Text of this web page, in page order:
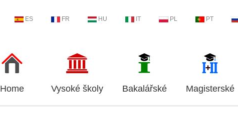
ES FR HU IT PL PT
Home Vysoké školy Bakalářské Magisterské